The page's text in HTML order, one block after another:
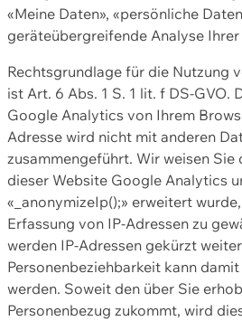
«Meine Daten», «persönliche
geräteübergreifende Analyse
Rechtsgrundlage für die Nutzung
ist Art. 6 Abs. 1 S. 1 lit. f DS-GVO.
Google Analytics von Ihrem
Adresse wird nicht mit anderen
zusammengeführt. Wir weisen Sie
dieser Website Google Analytics
«_anonymizeIp();» erweitert
Erfassung von IP-Adressen zu
werden IP-Adressen gekürzt
Personenbeziehbarkeit kann
werden. Soweit den über Sie
Personenbezug zukommt, wird